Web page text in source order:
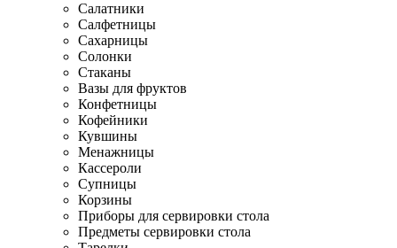
Салатники
Салфетницы
Сахарницы
Солонки
Стаканы
Вазы для фруктов
Конфетницы
Кофейники
Кувшины
Менажницы
Кассероли
Супницы
Корзины
Приборы для сервировки стола
Предметы сервировки стола